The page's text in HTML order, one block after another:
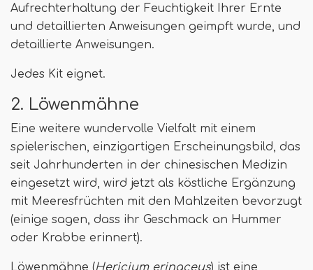
Aufrechterhaltung der Feuchtigkeit Ihrer Ernte
und detaillierten Anweisungen geimpft wurde, und
detaillierte Anweisungen.
Jedes Kit eignet.
2. Löwenmähne
Eine weitere wundervolle Vielfalt mit einem
spielerischen, einzigartigen Erscheinungsbild, das
seit Jahrhunderten in der chinesischen Medizin
eingesetzt wird, wird jetzt als köstliche Ergänzung
mit Meeresfrüchten mit den Mahlzeiten bevorzugt
(einige sagen, dass ihr Geschmack an Hummer
oder Krabbe erinnert).
Löwenmähne (Hericium erinaceus) ist eine